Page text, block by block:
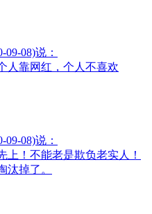
09-08)说：
人靠网红，个人不喜欢
09-08)说：
上！不能老是欺负老实人！
汰掉了。